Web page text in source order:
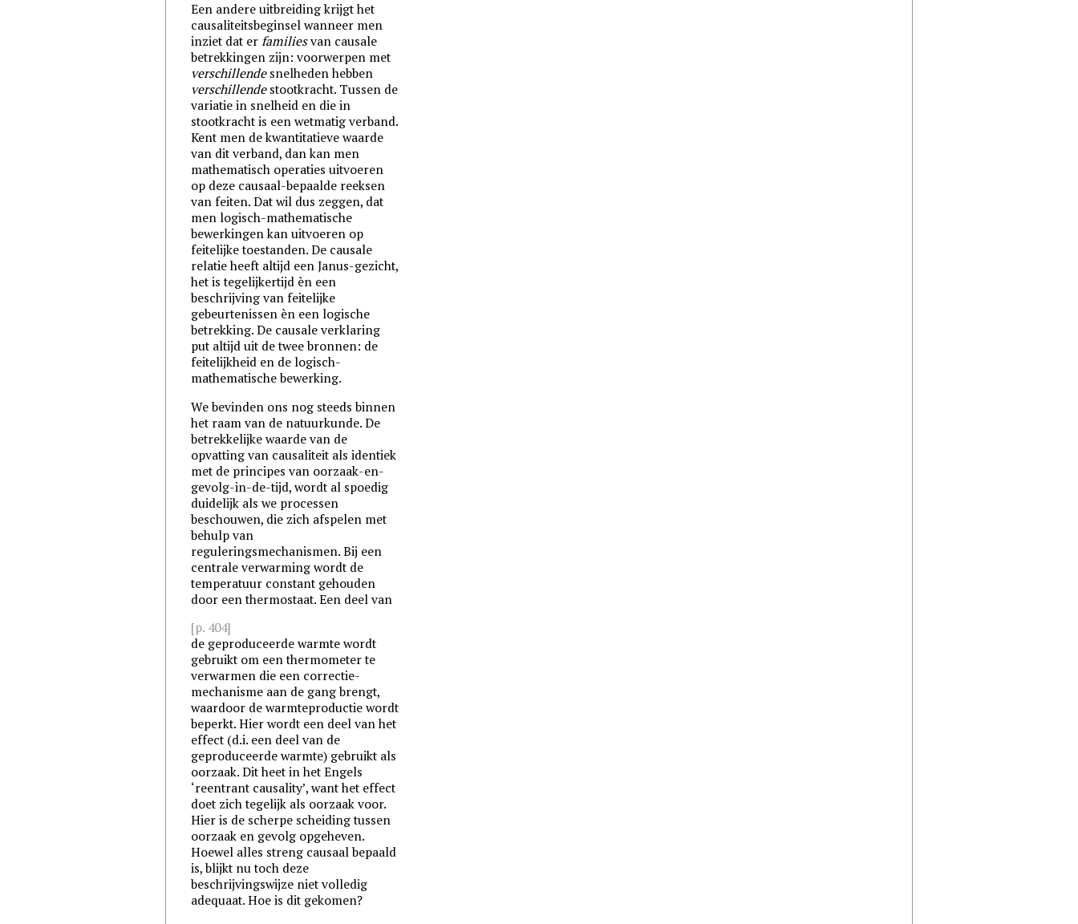
Een andere uitbreiding krijgt het
causaliteitsbeginsel wanneer men
inziet dat erfamiliesvan causale
betrekkingen zijn: voorwerpen met
verschillendesnelheden hebben
verschillendestootkracht. Tussen de
variatie in snelheid en die in
stootkracht is een wetmatig verband.
Kent men de kwantitatieve waarde
van dit verband, dan kan men
mathematisch operaties uitvoeren
op deze causaal-bepaalde reeksen
van feiten. Dat wil dus zeggen, dat
men logisch-mathematische
bewerkingen kan uitvoeren op
feitelijke toestanden. De causale
relatie heeft altijd een Janus-gezicht,
het is tegelijkertijd èn een
beschrijving van feitelijke
gebeurtenissen èn een logische
betrekking. De causale verklaring
put altijd uit de twee bronnen: de
feitelijkheid en de logisch-
mathematische bewerking.
We bevinden ons nog steeds binnen
het raam van de natuurkunde. De
betrekkelijke waarde van de
opvatting van causaliteit als identiek
met de principes van oorzaak-en-
gevolg-in-de-tijd, wordt al spoedig
duidelijk als we processen
beschouwen, die zich afspelen met
behulp van
reguleringsmechanismen. Bij een
centrale verwarming wordt de
temperatuur constant gehouden
door een thermostaat. Een deel van
[p. 404]
de geproduceerde warmte wordt
gebruikt om een thermometer te
verwarmen die een correctie-
mechanisme aan de gang brengt,
waardoor de warmteproductie wordt
beperkt. Hier wordt een deel van het
effect (d.i. een deel van de
geproduceerde warmte) gebruikt als
oorzaak. Dit heet in het Engels
‘reentrant causality’, want het effect
doet zich tegelijk als oorzaak voor.
Hier is de scherpe scheiding tussen
oorzaak en gevolg opgeheven.
Hoewel alles streng causaal bepaald
is, blijkt nu toch deze
beschrijvingswijze niet volledig
adequaat. Hoe is dit gekomen?